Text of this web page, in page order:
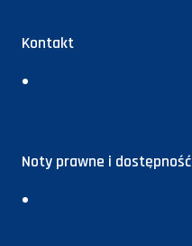
Kontakt
Noty prawne i dostępność